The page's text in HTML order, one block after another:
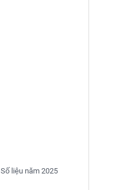
Số liệu năm 2025